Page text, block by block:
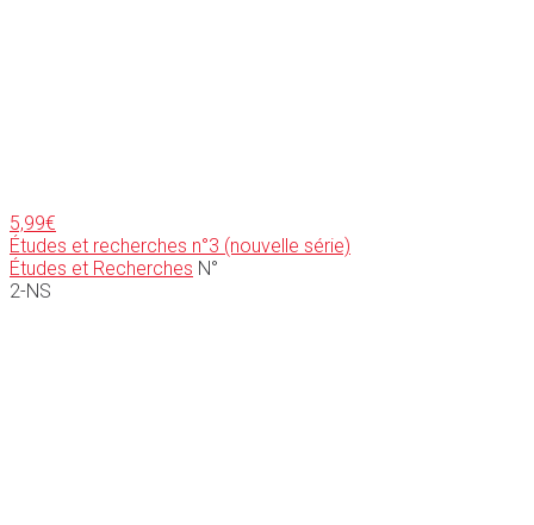
5,99€
Études et recherches n°3 (nouvelle série)
Études et Recherches N°
2-NS